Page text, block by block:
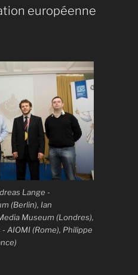
européenne
Lange -
(Berlin), Ian
Museum (Londres),
AIOMI (Rome), Philippe